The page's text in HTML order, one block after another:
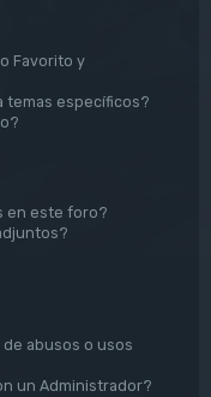
Favorito y
temas específicos?
en este foro?
abusos o usos
un Administrador?